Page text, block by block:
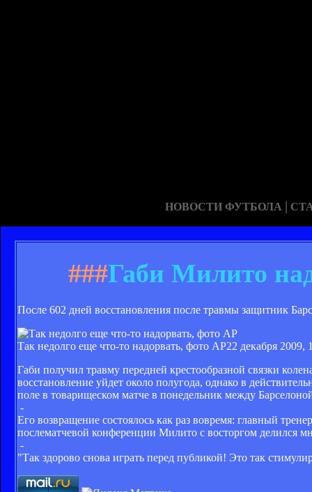
НОВОСТИ ФУТБОЛА |
###Габи Милито
После 602 дней восстановления после травмы защитник
Так недолго еще что-то надорвать, фото АР22 декабря 2009,
Габи получил травму передней крестообразной связки
восстановление уйдет около полугода, однако в
поле в товарищеском матче в понедельник между
-
Его возвращение состоялось как раз вовремя: главный
послематчевой конференции Милито с восторгом делился
-
"Так здорово снова играть перед публикой! Это так